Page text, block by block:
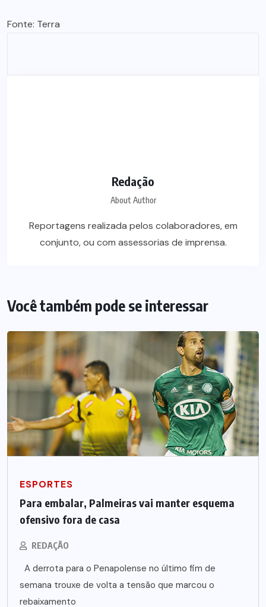
Fonte: Terra
Redação
About Author
Reportagens realizada pelos colaboradores, em
conjunto, ou com assessorias de imprensa.
Você também pode se interessar
ESPORTES
Para embalar, Palmeiras vai manter esquema
ofensivo fora de casa
REDAÇÃO
A derrota para o Penapolense no último fim de
semana trouxe de volta a tensão que marcou o
rebaixamento